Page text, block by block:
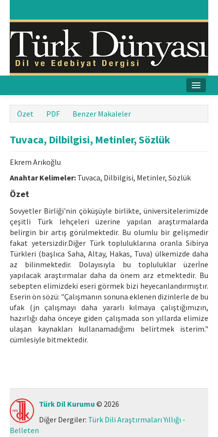
Amaç & Kapsam
Yayın Kurulu
Yayın İlkeleri
İletişim
Makale Gönder
ISSN: 1301-0077 · e-ISSN: 2651-5091
Özet PDF Benzer Makaleler
Tuvaca, Dilbilgisi, Metinler, Sözlük
Ekrem Arıkoğlu
Anahtar Kelimeler: Tuvaca, Dilbilgisi, Metinler, Sözlük
Özet
Sovyetler Birliği'nin çöküşüyle birlikte, üniversitelerimizde
çeşitli Türk lehçeleri üzerine yapılan araştırmalarda
belirgin bir artış görülmektedir. Bu olumlu bir gelişmedir
fakat yetersizdir.Diğer Türk topluluklarına oranla Sibirya
Türkleri (başlıca Saha, Altay, Hakas, Tuva) ülkemizde daha
az bilinmektedir. Dolayısıyla bu topluluklar üzerİne
yapılacak araştırmalar daha da önem arz etmektedir. Bu
sebepten elimizdeki eseri görmek bizi heyecanlandırmıştır.
Eserin ön sözü: "Çalışmanın sonuna eklenen dizinlerle de bu
ufak (jn çalışmayı daha yararlı kılmaya çalıştığımızın,
hazırlığı daha önceye giden çalışmada son yıllarda elimize
ulaşan kaynakları kullanamadığımı belirtmek isterim."
cümlesiyle bitmektedir.
Türk Dil Kurumu © 2026
Diğer Dergiler: Türk Dili Araştırmaları Yıllığı -
Belleten